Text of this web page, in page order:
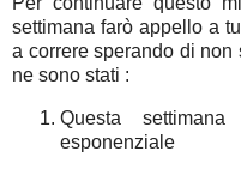
settimana farò appello a
a correre sperando di
ne sono stati :
Questa
esponenziale